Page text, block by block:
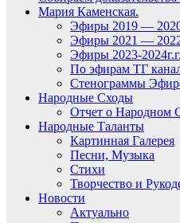
Мария Каменская.
Эфиры 2019 —
Эфиры 2021 —
Эфиры 2023-2024г.г.
По эфирам ТГ
Стенограммы
Народные Сходы
Отчет о Народном
Народные Таланты
Картинная Галерея
Песни, Музыка
Стихи
Творчество и
Новости
Актуально